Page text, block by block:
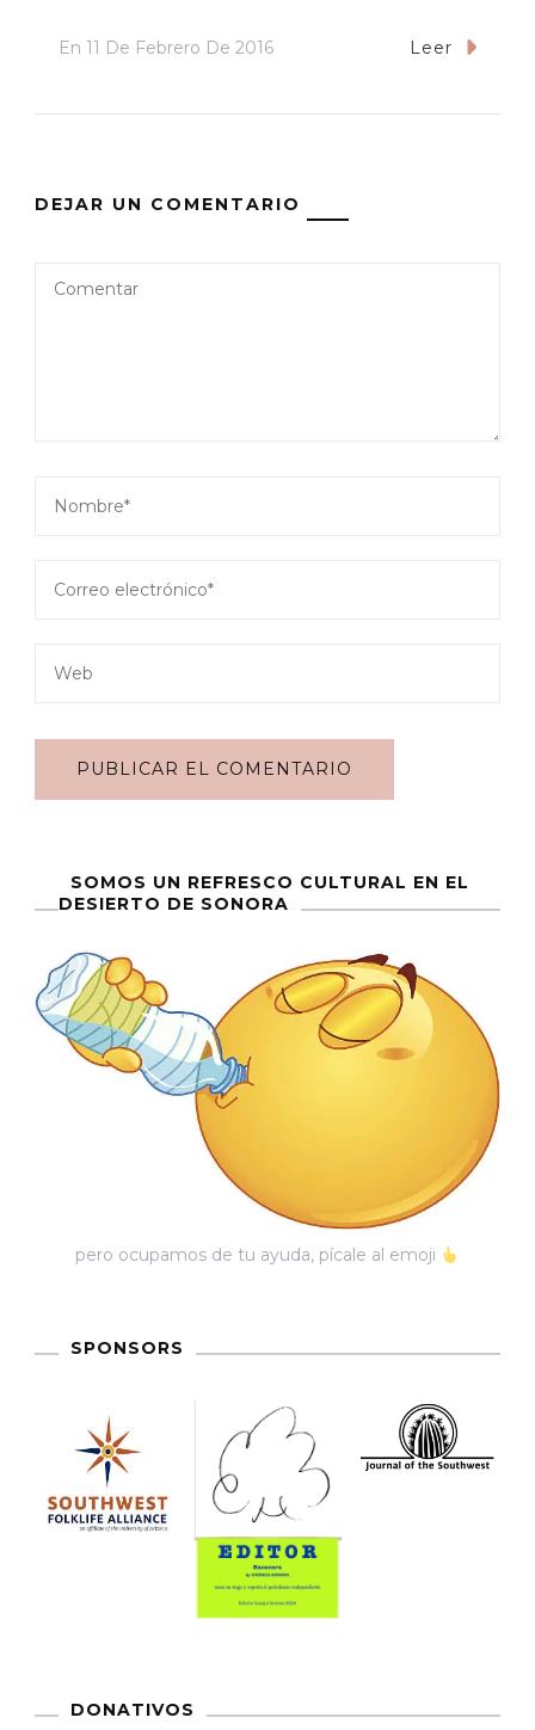
En 11 De Febrero De 2016 Leer
DEJAR UN COMENTARIO
SOMOS UN REFRESCO CULTURAL EN EL
DESIERTO DE SONORA
pero ocupamos de tu ayuda, pícale al emoji
SPONSORS
DONATIVOS